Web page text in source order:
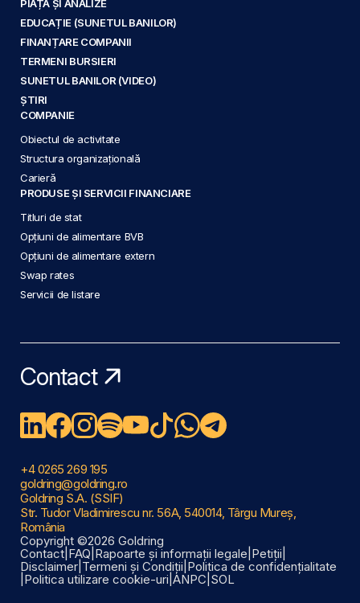
PIAȚĂ ȘI ANALIZE
EDUCAȚIE (SUNETUL BANILOR)
FINANȚARE COMPANII
TERMENI BURSIERI
SUNETUL BANILOR (VIDEO)
ȘTIRI
COMPANIE
Obiectul de activitate
Structura organizațională
Carieră
PRODUSE ȘI SERVICII FINANCIARE
Titluri de stat
Opțiuni de alimentare BVB
Opțiuni de alimentare extern
Swap rates
Servicii de listare
Contact
+4 0265 269 195
goldring@goldring.ro
Goldring S.A. (SSIF)
Str. Tudor Vladimirescu nr. 56A, 540014, Târgu Mureș,
România
Copyright ©2026 Goldring
Contact FAQ Rapoarte și informații legale Petiții
Disclaimer Termeni și Condiții Politica de confidențialitate
Politica utilizare cookie-uri ANPC SOL